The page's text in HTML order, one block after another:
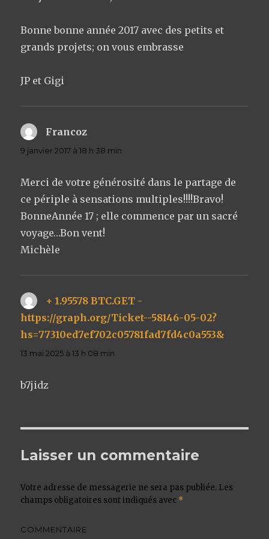
Bonne bonne année 2017 avec des petits et
grands projets; on vous embrasse
JP et Gigi
Francoz
9 janvier 2017 à 18 h 38 min
Merci de votre générosité dans le partage de
ce périple à sensations multiples!!!!Bravo!
BonneAnnée 17 ; elle commence par un sacré
voyage…Bon vent!
Michèle
+ 1.95578 BTC.GET -
https://graph.org/Ticket--58146-05-02?
hs=77310ed7ef702c05781fad7fd4c0a553&
13 mai 2025 à 13 h 08 min
b7jidz
Laisser un commentaire
Votre adresse de messagerie ne sera pas publiée. Les
champs obligatoires sont indiqués avec *
COMMENTAIRE